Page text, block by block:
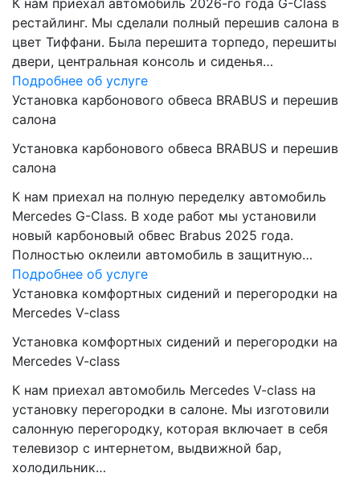
К нам приехал автомобиль 2026-го года G-Class
рестайлинг. Мы сделали полный перешив салона в
цвет Тиффани. Была перешита торпедо, перешиты
двери, центральная консоль и сиденья…
Подробнее об услуге
Установка карбонового обвеса BRABUS и перешив
салона
Установка карбонового обвеса BRABUS и перешив
салона
К нам приехал на полную переделку автомобиль
Mercedes G-Class. В ходе работ мы установили
новый карбоновый обвес Brabus 2025 года.
Полностью оклеили автомобиль в защитную…
Подробнее об услуге
Установка комфортных сидений и перегородки на
Mercedes V-class
Установка комфортных сидений и перегородки на
Mercedes V-class
К нам приехал автомобиль Mercedes V-class на
установку перегородки в салоне. Мы изготовили
салонную перегородку, которая включает в себя
телевизор с интернетом, выдвижной бар,
холодильник…